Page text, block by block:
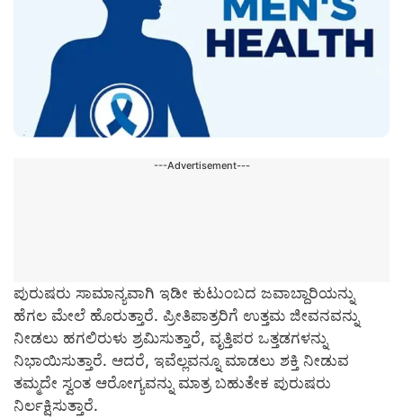
---Advertisement---
ಪುರುಷರು ಸಾಮಾನ್ಯವಾಗಿ ಇಡೀ ಕುಟುಂಬದ ಜವಾಬ್ದಾರಿಯನ್ನು
ಹೆಗಲ ಮೇಲೆ ಹೊರುತ್ತಾರೆ. ಪ್ರೀತಿಪಾತ್ರರಿಗೆ ಉತ್ತಮ ಜೀವನವನ್ನು
ನೀಡಲು ಹಗಲಿರುಳು ಶ್ರಮಿಸುತ್ತಾರೆ, ವೃತ್ತಿಪರ ಒತ್ತಡಗಳನ್ನು
ನಿಭಾಯಿಸುತ್ತಾರೆ. ಆದರೆ, ಇವೆಲ್ಲವನ್ನೂ ಮಾಡಲು ಶಕ್ತಿ ನೀಡುವ
ತಮ್ಮದೇ ಸ್ವಂತ ಆರೋಗ್ಯವನ್ನು ಮಾತ್ರ ಬಹುತೇಕ ಪುರುಷರು
ನಿರ್ಲಕ್ಷಿಸುತ್ತಾರೆ.